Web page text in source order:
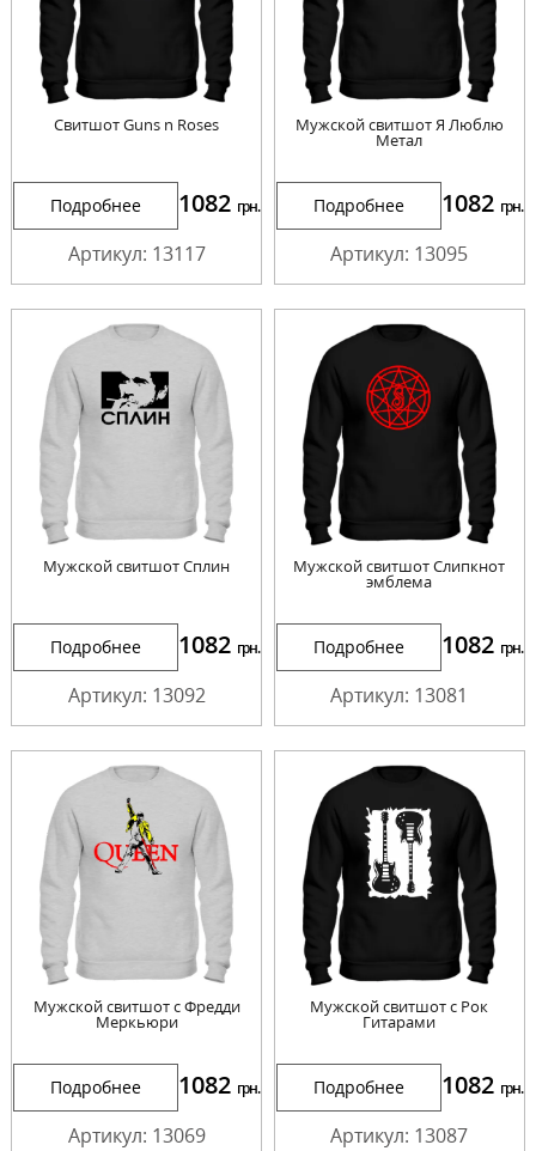
Свитшот Guns n Roses
Подробнее 1082 грн.
Артикул: 13117
Мужской свитшот Я Люблю
Метал
Подробнее 1082 грн.
Артикул: 13095
Мужской свитшот Сплин
Подробнее 1082 грн.
Артикул: 13092
Мужской свитшот Слипкнот
эмблема
Подробнее 1082 грн.
Артикул: 13081
Мужской свитшот с Фредди
Меркьюри
Подробнее 1082 грн.
Артикул: 13069
Мужской свитшот с Рок
Гитарами
Подробнее 1082 грн.
Артикул: 13087